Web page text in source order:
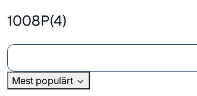
1008P(4)
Mest populärt